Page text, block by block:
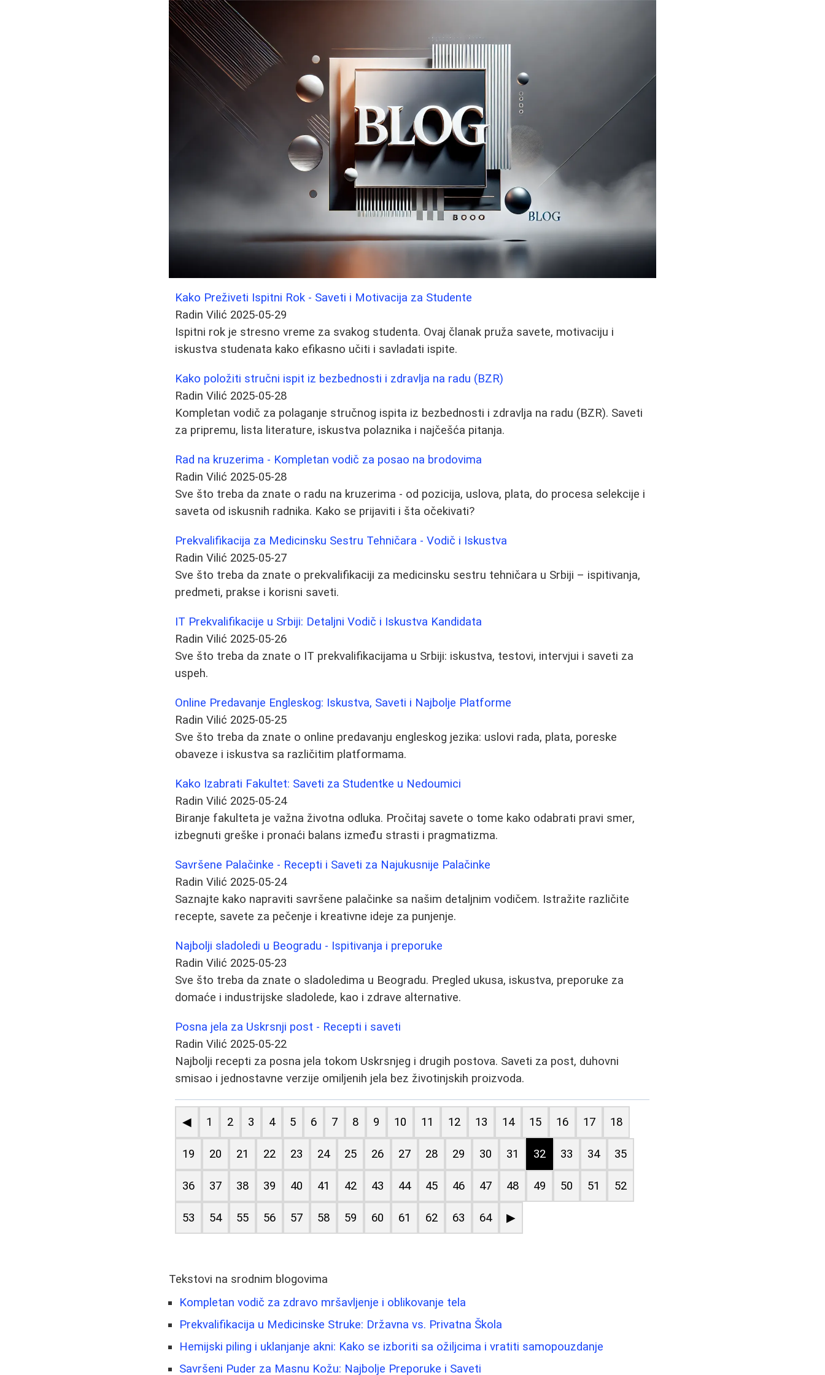
Kako Preživeti Ispitni Rok - Saveti i Motivacija za Studente
Radin Vilić 2025-05-29
Ispitni rok je stresno vreme za svakog studenta. Ovaj članak pruža savete, motivaciju i
iskustva studenata kako efikasno učiti i savladati ispite.
Kako položiti stručni ispit iz bezbednosti i zdravlja na radu (BZR)
Radin Vilić 2025-05-28
Kompletan vodič za polaganje stručnog ispita iz bezbednosti i zdravlja na radu (BZR). Saveti
za pripremu, lista literature, iskustva polaznika i najčešća pitanja.
Rad na kruzerima - Kompletan vodič za posao na brodovima
Radin Vilić 2025-05-28
Sve što treba da znate o radu na kruzerima - od pozicija, uslova, plata, do procesa selekcije i
saveta od iskusnih radnika. Kako se prijaviti i šta očekivati?
Prekvalifikacija za Medicinsku Sestru Tehničara - Vodič i Iskustva
Radin Vilić 2025-05-27
Sve što treba da znate o prekvalifikaciji za medicinsku sestru tehničara u Srbiji – ispitivanja,
predmeti, prakse i korisni saveti.
IT Prekvalifikacije u Srbiji: Detaljni Vodič i Iskustva Kandidata
Radin Vilić 2025-05-26
Sve što treba da znate o IT prekvalifikacijama u Srbiji: iskustva, testovi, intervjui i saveti za
uspeh.
Online Predavanje Engleskog: Iskustva, Saveti i Najbolje Platforme
Radin Vilić 2025-05-25
Sve što treba da znate o online predavanju engleskog jezika: uslovi rada, plata, poreske
obaveze i iskustva sa različitim platformama.
Kako Izabrati Fakultet: Saveti za Studentke u Nedoumici
Radin Vilić 2025-05-24
Biranje fakulteta je važna životna odluka. Pročitaj savete o tome kako odabrati pravi smer,
izbegnuti greške i pronaći balans između strasti i pragmatizma.
Savršene Palačinke - Recepti i Saveti za Najukusnije Palačinke
Radin Vilić 2025-05-24
Saznajte kako napraviti savršene palačinke sa našim detaljnim vodičem. Istražite različite
recepte, savete za pečenje i kreativne ideje za punjenje.
Najbolji sladoledi u Beogradu - Ispitivanja i preporuke
Radin Vilić 2025-05-23
Sve što treba da znate o sladoledima u Beogradu. Pregled ukusa, iskustva, preporuke za
domaće i industrijske sladolede, kao i zdrave alternative.
Posna jela za Uskrsnji post - Recepti i saveti
Radin Vilić 2025-05-22
Najbolji recepti za posna jela tokom Uskrsnjeg i drugih postova. Saveti za post, duhovni
smisao i jednostavne verzije omiljenih jela bez životinjskih proizvoda.
◀ 1 2 3 4 5 6 7 8 9 10 11 12 13 14 15 16 17 18
19 20 21 22 23 24 25 26 27 28 29 30 31 32 33 34 35
36 37 38 39 40 41 42 43 44 45 46 47 48 49 50 51 52
53 54 55 56 57 58 59 60 61 62 63 64 ▶
Tekstovi na srodnim blogovima
Kompletan vodič za zdravo mršavljenje i oblikovanje tela
Prekvalifikacija u Medicinske Struke: Državna vs. Privatna Škola
Hemijski piling i uklanjanje akni: Kako se izboriti sa ožiljcima i vratiti samopouzdanje
Savršeni Puder za Masnu Kožu: Najbolje Preporuke i Saveti